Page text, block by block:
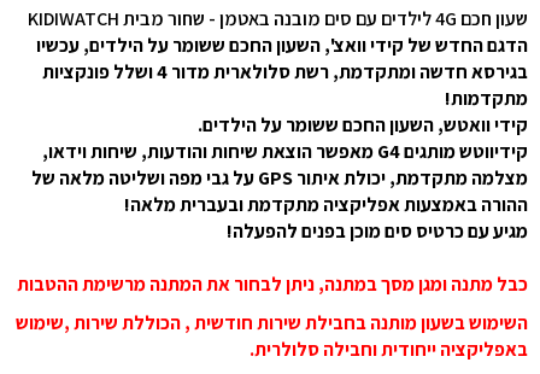
שעון חכם 4G לילדים עם סים מובנה באטמן - שחור מבית KIDIWATCH
הדגם החדש של קידי וואצ', השעון החכם ששומר על הילדים, עכשיו
בגירסא חדשה ומתקדמת, רשת סלולארית מדור 4 ושלל פונקציות
מתקדמות!
קידי וואטש, השעון החכם ששומר על הילדים.
קידיווטש מותגים 4
Gמאפשר הוצאת שיחות והודעות, שיחות וידאו,
מצלמה מתקדמת, יכולת איתורGPSעל גבי מפה ושליטה מלאה של
ההורה באמצעות אפליקציה מתקדמת ובעברית מלאה!
מגיע עם כרטיס סים מוכן בפנים להפעלה!
כבל מתנה ומגן מסך במתנה, ניתן לבחור את המתנה מרשימת ההטבות
השימוש בשעון מותנה בחבילת שירות חודשית , הכוללת שירות ,שימוש
באפליקציה ייחודית וחבילה סלולרית.